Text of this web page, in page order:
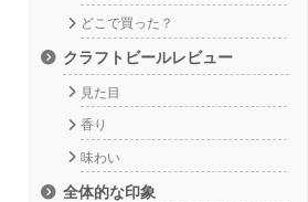
どこで買った？
クラフトビールレビュー
見た目
香り
味わい
全体的な印象